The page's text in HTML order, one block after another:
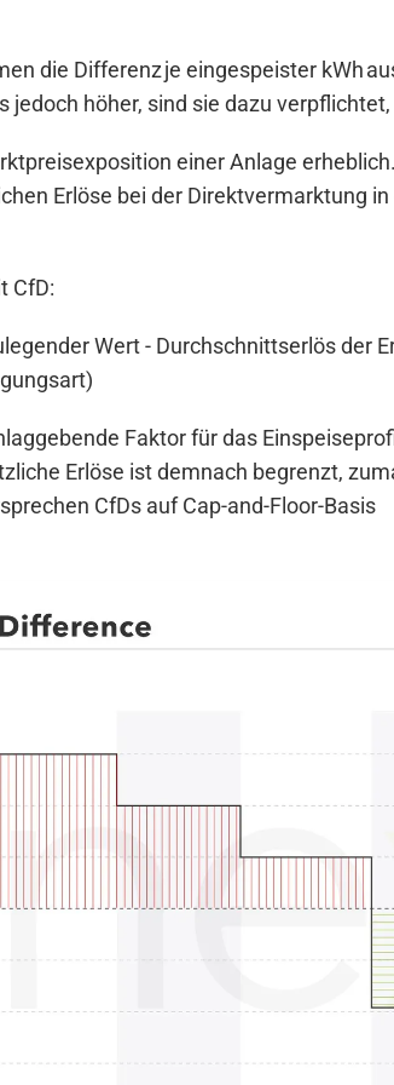
die Differenz je eingespeister kWh
jedoch höher, sind sie dazu
einer Anlage
Erlöse bei der Direktvermarktung
CfD:
Wert - Durchschnittserlös der
Faktor für das
Erlöse ist demnach begrenzt,
CfDs auf Cap-and-Floor-Basis